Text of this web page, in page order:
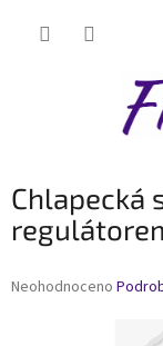
Chlapecká
Průměrné
Neohodnoceno